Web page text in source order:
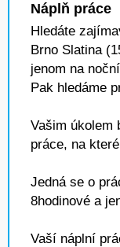
Náplň práce
Hledáte
Brno Slatina
jenom na
Pak hledáme
Vašim úkolem
práce, na
Jedná se o
8hodinové a
Vaší náplní